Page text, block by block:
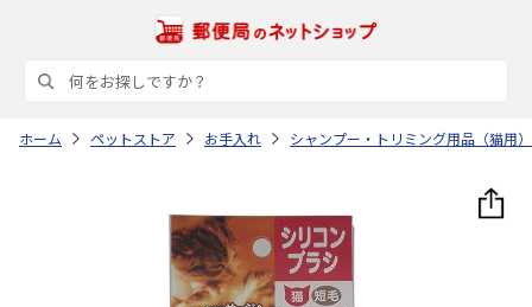
ホーム ペットストア お手入れ シャンプー・トリミング用品（猫用）